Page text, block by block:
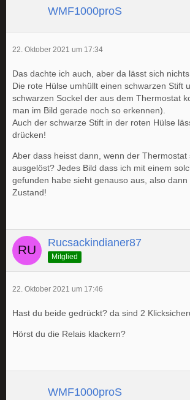
WMF1000proS
22. Oktober 2021 um 17:34
Das dachte ich auch, aber da lässt sich
Die rote Hülse umhüllt einen schwarzen Stift
schwarzen Sockel der aus dem Thermostat
man im Bild gerade noch so erkennen).
Auch der schwarze Stift in der roten Hülse
drücken!
Aber dass heisst dann, wenn der
ausgelöst? Jedes Bild dass ich mit einem
gefunden habe sieht genauso aus, also dann
Zustand!
Rucsackindianer87
Mitglied
22. Oktober 2021 um 17:46
Hast du beide gedrückt? da sind 2
Hörst du die Relais klackern?
WMF1000proS